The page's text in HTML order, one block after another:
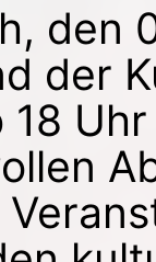
den
der
18